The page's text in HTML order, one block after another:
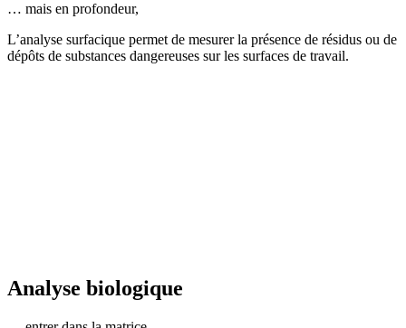
… mais en profondeur,
L’analyse surfacique permet de mesurer la présence de résidus ou de
dépôts de substances dangereuses sur les surfaces de travail.
Analyse biologique